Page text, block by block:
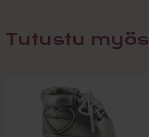
Tutustu myös